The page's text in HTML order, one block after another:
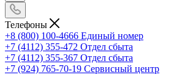
Телефоны
+8 (800) 100-4666 Единый номер
+7 (4112) 355-472 Отдел сбыта
+7 (4112) 355-367 Отдел сбыта
+7 (924) 765-70-19 Сервисный центр